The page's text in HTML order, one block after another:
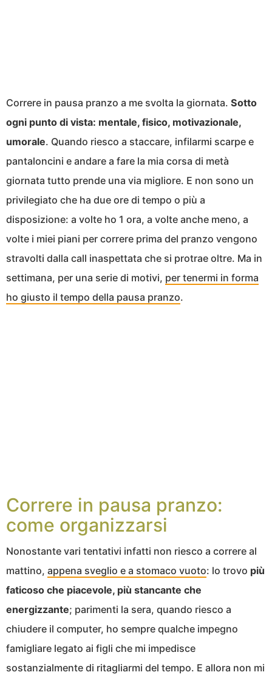
Correre in pausa pranzo a me svolta la giornata. Sotto
ogni punto di vista: mentale, fisico, motivazionale,
umorale. Quando riesco a staccare, infilarmi scarpe e
pantaloncini e andare a fare la mia corsa di metà
giornata tutto prende una via migliore. E non sono un
privilegiato che ha due ore di tempo o più a
disposizione: a volte ho 1 ora, a volte anche meno, a
volte i miei piani per correre prima del pranzo vengono
stravolti dalla call inaspettata che si protrae oltre. Ma in
settimana, per una serie di motivi, per tenermi in forma
ho giusto il tempo della pausa pranzo.
Correre in pausa pranzo:
come organizzarsi
Nonostante vari tentativi infatti non riesco a correre al
mattino, appena sveglio e a stomaco vuoto: lo trovo più
faticoso che piacevole, più stancante che
energizzante; parimenti la sera, quando riesco a
chiudere il computer, ho sempre qualche impegno
famigliare legato ai figli che mi impedisce
sostanzialmente di ritagliarmi del tempo. E allora non mi